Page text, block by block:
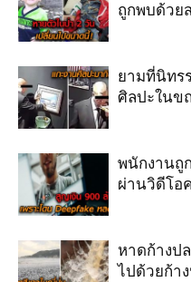
ถูกพบด้วย
ยามที่นิทร
ศิลปะในข
พนักงานถู
ผ่านวิดีโอ
หาดก้างป
ไปด้วยก้า